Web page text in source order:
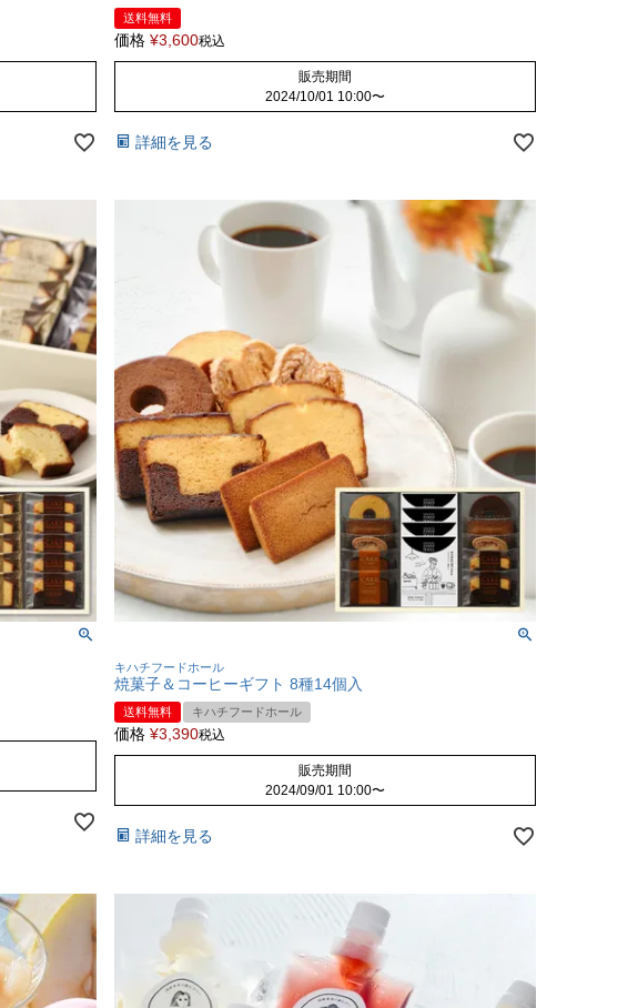
送料無料
価格 ¥3,600税込
販売期間
2024/10/01 10:00〜
詳細を見る
キハチフードホール
焼菓子＆コーヒーギフト 8種14個入
送料無料 キハチフードホール
価格 ¥3,390税込
販売期間
2024/09/01 10:00〜
詳細を見る